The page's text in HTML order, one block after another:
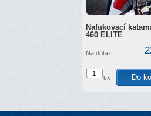
Nafukovací
460 ELITE
Na dotaz
ks